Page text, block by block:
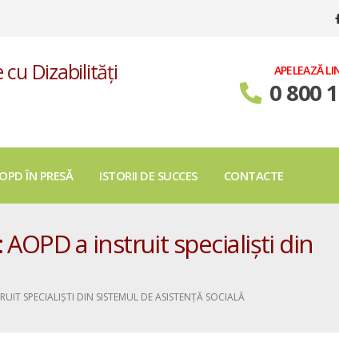
Dizabilități
APELEAZĂ
0 800
ÎN PRESĂ ISTORII DE SUCCES CONTACTE
a instruit specialiști din
SPECIALIȘTI DIN SISTEMUL DE ASISTENȚĂ SOCIALĂ